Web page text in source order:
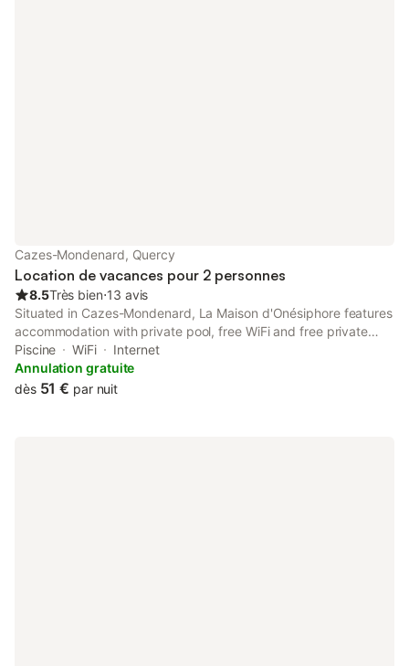
Cazes-Mondenard, Quercy
Location de vacances pour 2 personnes
8.5Très bien⋅13 avis
Situated in Cazes-Mondenard, La Maison d'Onésiphore features
accommodation with private pool, free WiFi and free private
parking for guests who drive.
Piscine WiFi
Internet
Annulation gratuite
dès 51 € par nuit